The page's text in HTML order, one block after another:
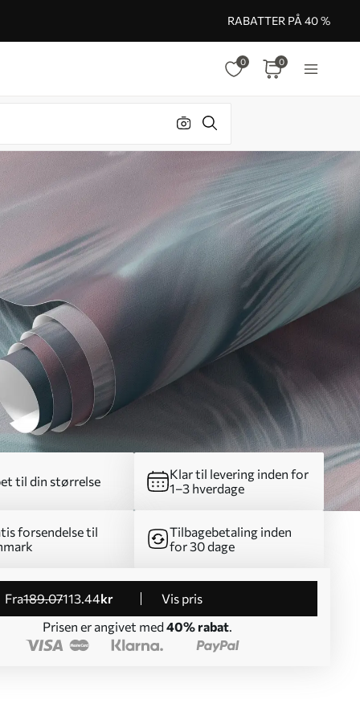
RABATTER PÅ 40 %
0 0
til din størrelse
Klar til levering inden for
1–3 hverdage
forsendelse til
Tilbagebetaling inden
for 30 dage
fra189.07113.44kr
Vis pris
Prisen er angivet med 40% rabat.